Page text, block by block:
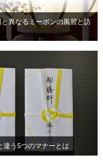
異なるミーボンの風習と訪
違う5つのマナーとは